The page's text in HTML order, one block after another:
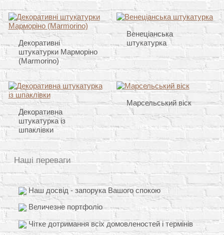
Декоративні
штукатурки Марморіно
(Marmorino)
Венеціанська
штукатурка
Декоративна
штукатурка із
шпаклівки
Марсельський віск
Наші переваги
Наш досвід - запорука Вашого спокою
Величезне портфоліо
Чітке дотримання всіх домовленостей і термінів